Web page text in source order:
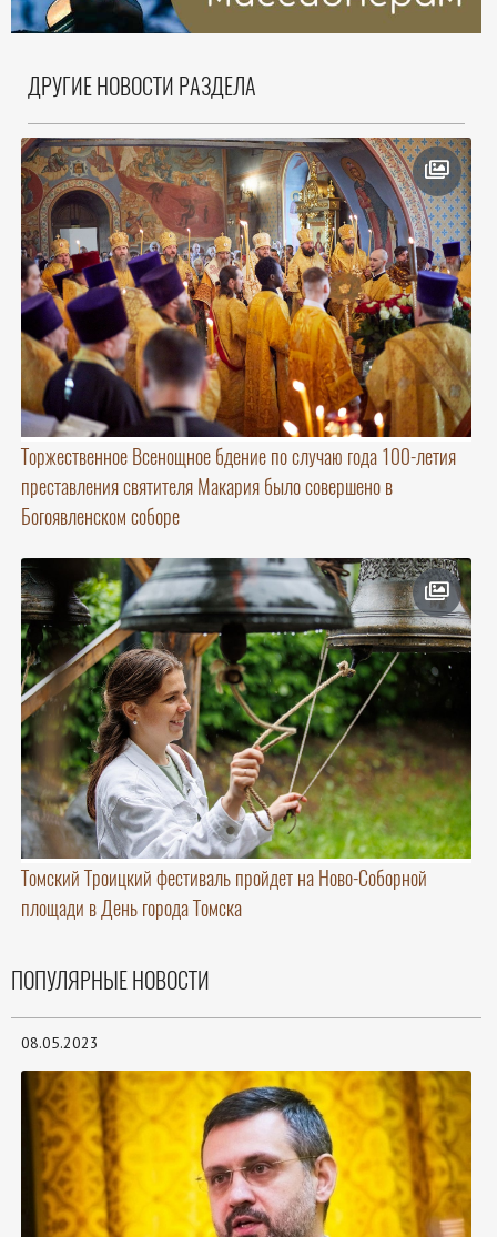
ДРУГИЕ НОВОСТИ РАЗДЕЛА
Торжественное Всенощное бдение по случаю года 100-летия
преставления святителя Макария было совершено в
Богоявленском соборе
Томский Троицкий фестиваль пройдет на Ново-Соборной
площади в День города Томска
ПОПУЛЯРНЫЕ НОВОСТИ
08.05.2023